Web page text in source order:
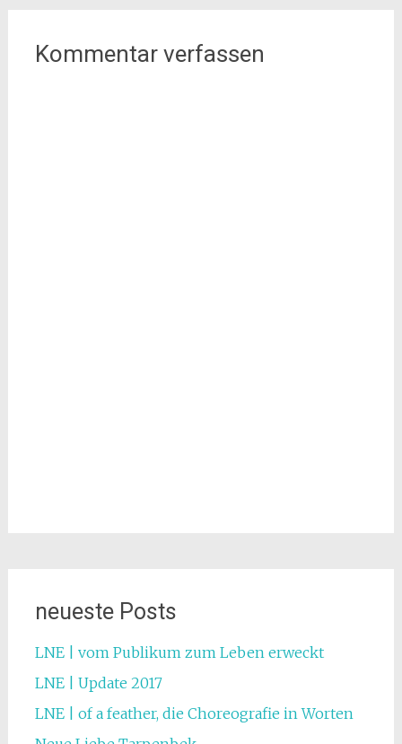
Kommentar verfassen
neueste Posts
LNE | vom Publikum zum Leben erweckt
LNE | Update 2017
LNE | of a feather, die Choreografie in Worten